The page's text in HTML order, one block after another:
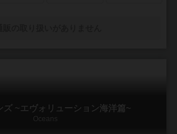
ズ ~エヴォリューション海洋篇~
Oceans